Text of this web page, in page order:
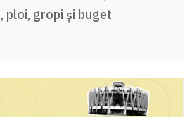
ploi, gropi și buget